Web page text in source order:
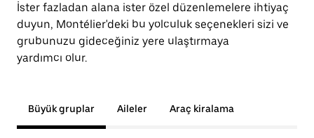
İster fazladan alana ister özel düzenlemelere ihtiyaç
duyun, Montélier'deki bu yolculuk seçenekleri sizi ve
grubunuzu gideceğiniz yere ulaştırmaya
yardımcı olur.
Büyük gruplar Aileler Araç kiralama